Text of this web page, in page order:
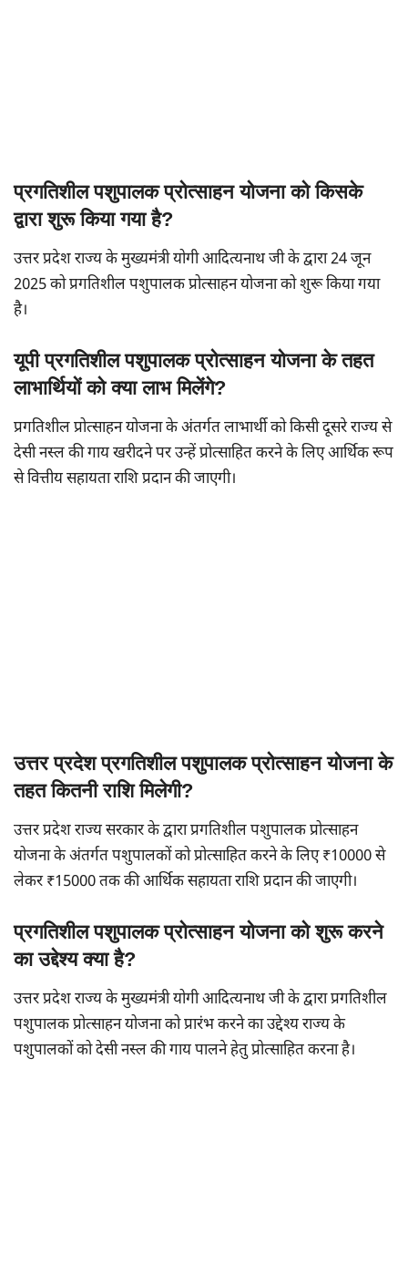
प्रगतिशील पशुपालक प्रोत्साहन योजना को किसके
द्वारा शुरू किया गया है?
उत्तर प्रदेश राज्य के मुख्यमंत्री योगी आदित्यनाथ जी के द्वारा 24 जून
2025 को प्रगतिशील पशुपालक प्रोत्साहन योजना को शुरू किया गया
है।
यूपी प्रगतिशील पशुपालक प्रोत्साहन योजना के तहत
लाभार्थियों को क्या लाभ मिलेंगे?
प्रगतिशील प्रोत्साहन योजना के अंतर्गत लाभार्थी को किसी दूसरे राज्य से
देसी नस्ल की गाय खरीदने पर उन्हें प्रोत्साहित करने के लिए आर्थिक रूप
से वित्तीय सहायता राशि प्रदान की जाएगी।
उत्तर प्रदेश प्रगतिशील पशुपालक प्रोत्साहन योजना के
तहत कितनी राशि मिलेगी?
उत्तर प्रदेश राज्य सरकार के द्वारा प्रगतिशील पशुपालक प्रोत्साहन
योजना के अंतर्गत पशुपालकों को प्रोत्साहित करने के लिए ₹10000 से
लेकर ₹15000 तक की आर्थिक सहायता राशि प्रदान की जाएगी।
प्रगतिशील पशुपालक प्रोत्साहन योजना को शुरू करने
का उद्देश्य क्या है?
उत्तर प्रदेश राज्य के मुख्यमंत्री योगी आदित्यनाथ जी के द्वारा प्रगतिशील
पशुपालक प्रोत्साहन योजना को प्रारंभ करने का उद्देश्य राज्य के
पशुपालकों को देसी नस्ल की गाय पालने हेतु प्रोत्साहित करना है।